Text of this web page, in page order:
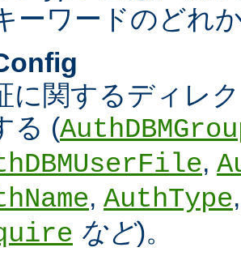
ーワードのどれ
に関するディレ
る (
,
, AuthType
など)。